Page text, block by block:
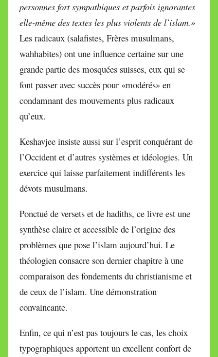
personnes fort sympathiques et parfois ignorantes
elle-même des textes les plus violents de l’islam.»
Les radicaux (salafistes, Frères musulmans,
wahhabites) ont une influence certaine sur une
grande partie des mosquées suisses, eux qui se
font passer avec succès pour «modérés» en
condamnant des mouvements plus radicaux
qu’eux.
Keshavjee insiste aussi sur l’esprit conquérant de
l’Occident et d’autres systèmes et idéologies. Un
exercice qui laisse parfaitement indifférents les
dévots musulmans.
Ponctué de versets et de hadiths, ce livre est une
synthèse claire et accessible de l’origine des
problèmes que pose l’islam aujourd’hui. Le
théologien consacre son dernier chapitre à une
comparaison des fondements du christianisme et
de ceux de l’islam. Une démonstration
convaincante.
Enfin, ce qui n’est pas toujours le cas, les choix
typographiques apportent un excellent confort de